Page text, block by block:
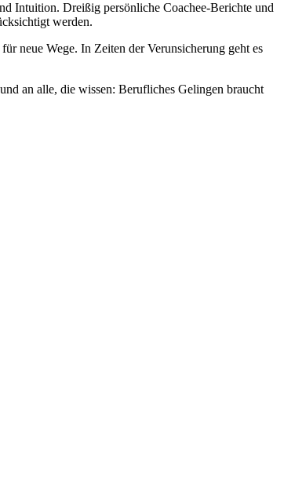
Intuition. Dreißig persönliche Coachee-Berichte und
werden.
neue Wege. In Zeiten der Verunsicherung geht es
an alle, die wissen: Berufliches Gelingen braucht